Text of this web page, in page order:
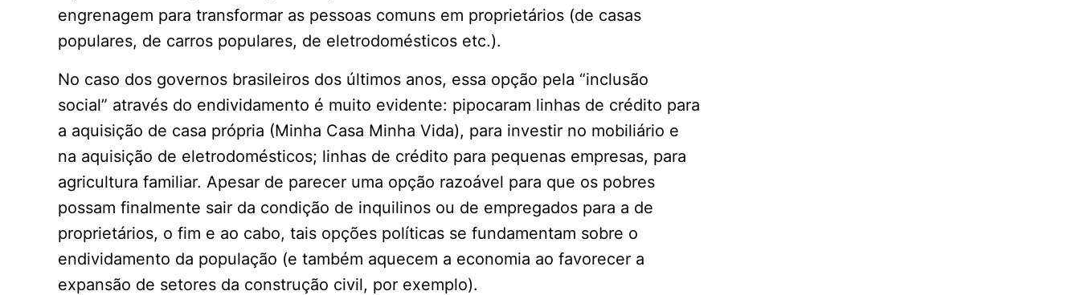
engrenagem para transformar as pessoas comuns em proprietários (de casas
populares, de carros populares, de eletrodomésticos etc.).
No caso dos governos brasileiros dos últimos anos, essa opção pela “inclusão
social” através do endividamento é muito evidente: pipocaram linhas de crédito para
a aquisição de casa própria (Minha Casa Minha Vida), para investir no mobiliário e
na aquisição de eletrodomésticos; linhas de crédito para pequenas empresas, para
agricultura familiar. Apesar de parecer uma opção razoável para que os pobres
possam finalmente sair da condição de inquilinos ou de empregados para a de
proprietários, o fim e ao cabo, tais opções políticas se fundamentam sobre o
endividamento da população (e também aquecem a economia ao favorecer a
expansão de setores da construção civil, por exemplo).